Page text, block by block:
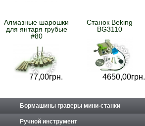
Алмазные шарошки
для янтаря грубые
#80
77,00грн.
Станок Beking
BG3110
4650,00грн.
Бормашины граверы мини-станки
Ручной инструмент